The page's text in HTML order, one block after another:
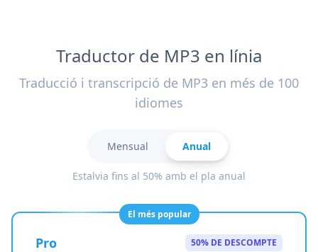
Traductor de MP3 en línia
Traducció i transcripció de MP3 en més de 100
idiomes
Mensual Anual
Estalvia fins al 50% amb el pla anual
El més popular
Pro 50% DE DESCOMPTE